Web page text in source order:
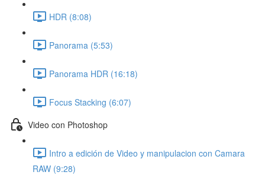
HDR (8:08)
Panorama (5:53)
Panorama HDR (16:18)
Focus Stacking (6:07)
Video con Photoshop
Intro a edición de Video y manipulacion con Camara
RAW (9:28)